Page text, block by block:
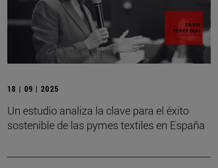
18 | 09 | 2025
Un estudio analiza la clave para el éxito
sostenible de las pymes textiles en España